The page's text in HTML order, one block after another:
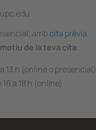
ambcita prèvia.
de la teva cita.
13 h (online o presencial)
a 18 h (online)